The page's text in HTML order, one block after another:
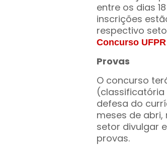
entre os dias
inscrições
respectivo
Concurso UFPR
Provas
O concurso
defesa do
meses de abri,
setor divulgar
provas.